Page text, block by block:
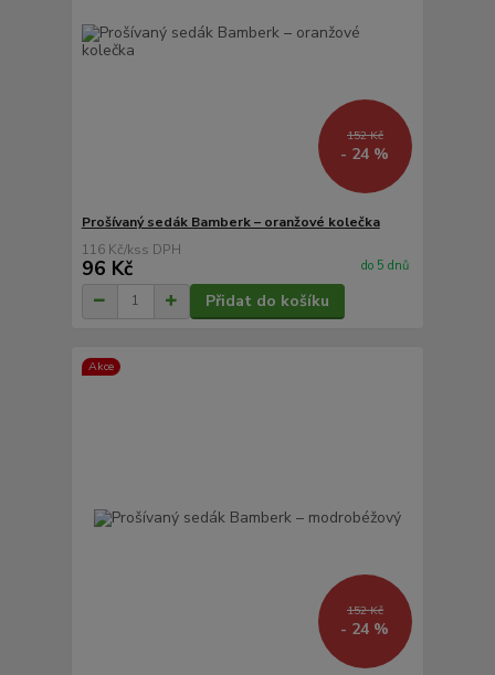
152 Kč
- 24 %
Prošívaný sedák Bamberk – oranžové kolečka
116 Kč/ks
96 Kč do 5 dnů
Přidat do košíku
Akce
152 Kč
- 24 %